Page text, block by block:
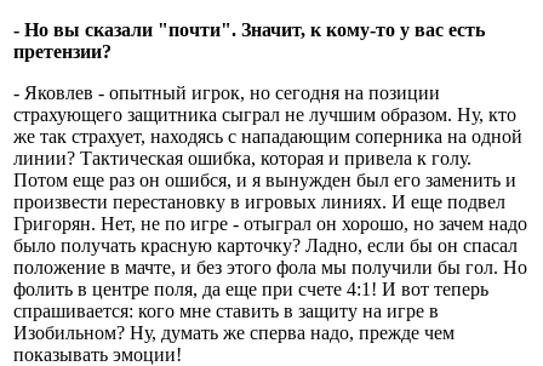
- Но вы сказали "почти". Значит, к кому-то у вас есть
претензии?
- Яковлев - опытный игрок, но сегодня на позиции
страхующего защитника сыграл не лучшим образом. Ну, кто
же так страхует, находясь с нападающим соперника на одной
линии? Тактическая ошибка, которая и привела к голу.
Потом еще раз он ошибся, и я вынужден был его заменить и
произвести перестановку в игровых линиях. И еще подвел
Григорян. Нет, не по игре - отыграл он хорошо, но зачем надо
было получать красную карточку? Ладно, если бы он спасал
положение в мачте, и без этого фола мы получили бы гол. Но
фолить в центре поля, да еще при счете 4:1! И вот теперь
спрашивается: кого мне ставить в защиту на игре в
Изобильном? Ну, думать же сперва надо, прежде чем
показывать эмоции!